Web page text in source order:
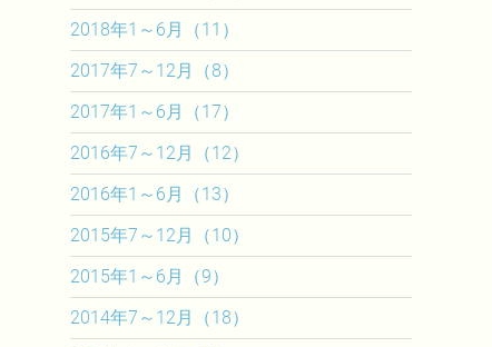
2018年1～6月（11）
2017年7～12月（8）
2017年1～6月（17）
2016年7～12月（12）
2016年1～6月（13）
2015年7～12月（10）
2015年1～6月（9）
2014年7～12月（18）